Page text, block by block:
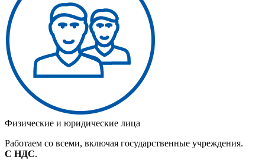
Физические и юридические лица
Работаем со всеми, включая государственные учреждения.
С НДС.